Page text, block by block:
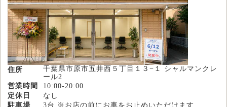
住所
千葉県市原市五井西５丁目１３−１ シャルマンクレ
ール2
営業時間
10:00-20:00
定休日
なし
駐車場
3台 ※お店の前にお車をお止めいただけます